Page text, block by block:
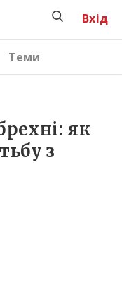
Теми
Вхід
як
з